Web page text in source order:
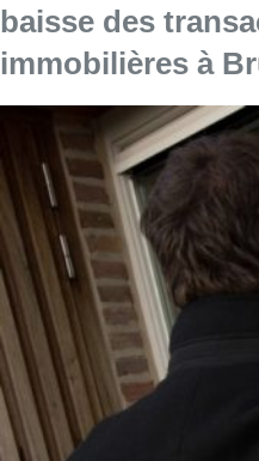
baisse des
immobilières à